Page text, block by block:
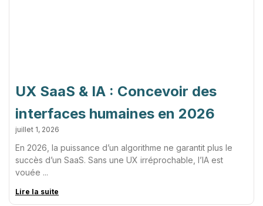
UX SaaS & IA : Concevoir des
interfaces humaines en 2026
juillet 1, 2026
En 2026, la puissance d’un algorithme ne garantit plus le
succès d’un SaaS. Sans une UX irréprochable, l’IA est
vouée
Lire la suite